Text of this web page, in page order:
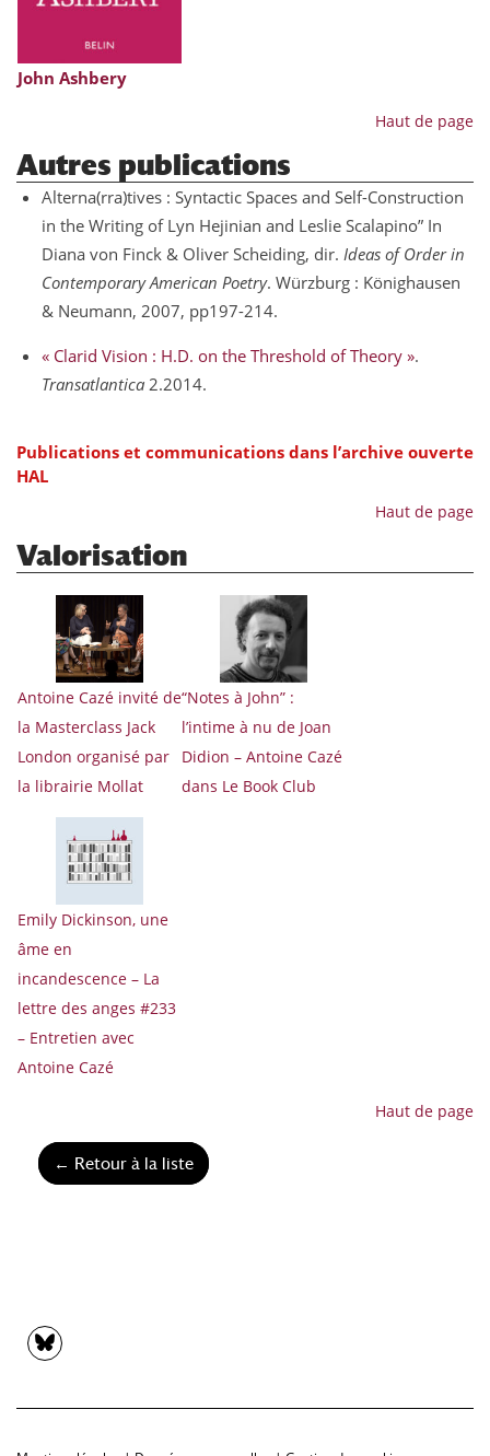
John Ashbery
Haut de page
Autres publications
Alterna(rra)tives : Syntactic Spaces and Self-Construction
in the Writing of Lyn Hejinian and Leslie Scalapino” In
Diana von Finck & Oliver Scheiding, dir.Ideas of Order in
Contemporary American Poetry. Würzburg : Könighausen
& Neumann, 2007, pp197-214.
« Clarid Vision : H.D. on the Threshold of Theory ».
Transatlantica 2.2014.
Publications et communications dans l’archive ouverte
HAL
Haut de page
Valorisation
Antoine Cazé invité de
la Masterclass Jack
London organisé par
la librairie Mollat
“Notes à John” :
l’intime à nu de Joan
Didion – Antoine Cazé
dans Le Book Club
Emily Dickinson, une
âme en
incandescence – La
lettre des anges #233
– Entretien avec
Antoine Cazé
Haut de page
← Retour à la liste